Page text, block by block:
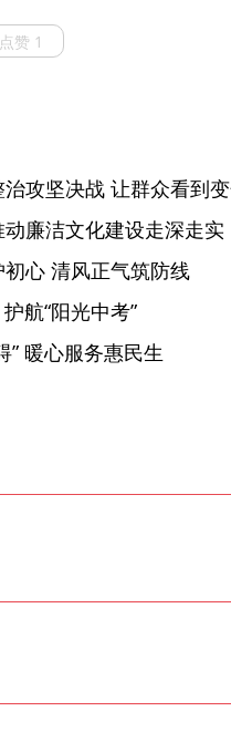
点赞 1
廉洁文化建设走深走实
心 清风正气筑防线
航“阳光中考”
” 暖心服务惠民生